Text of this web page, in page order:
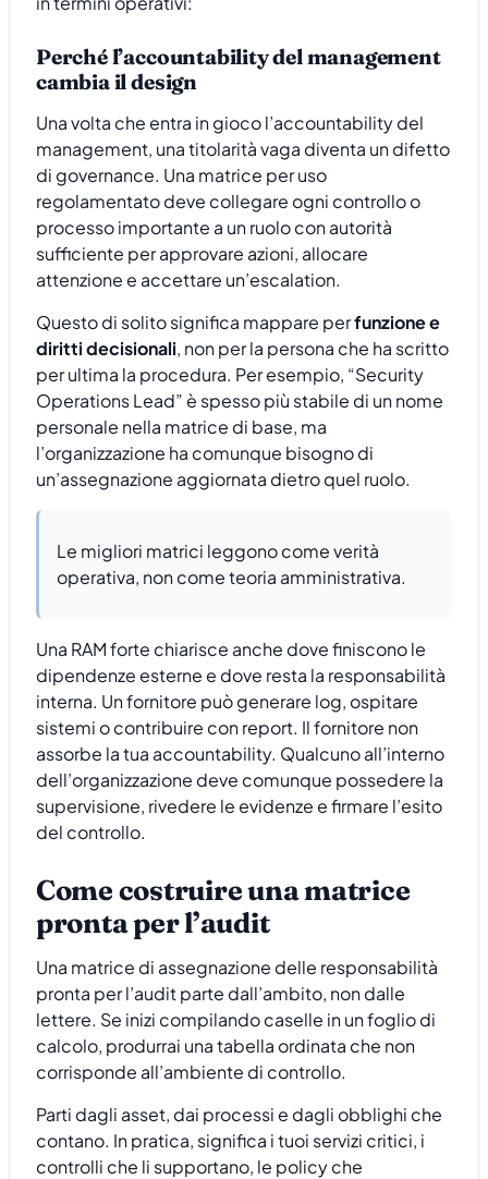
Perché l’accountability del management
cambia il design
Una volta che entra in gioco l’accountability del
management, una titolarità vaga diventa un difetto
di governance. Una matrice per uso
regolamentato deve collegare ogni controllo o
processo importante a un ruolo con autorità
sufficiente per approvare azioni, allocare
attenzione e accettare un’escalation.
Questo di solito significa mappare perfunzione e
diritti decisionali, non per la persona che ha scritto
per ultima la procedura. Per esempio, “Security
Operations Lead” è spesso più stabile di un nome
personale nella matrice di base, ma
l’organizzazione ha comunque bisogno di
un’assegnazione aggiornata dietro quel ruolo.
Le migliori matrici leggono come verità
operativa, non come teoria amministrativa.
Una RAM forte chiarisce anche dove finiscono le
dipendenze esterne e dove resta la responsabilità
interna. Un fornitore può generare log, ospitare
sistemi o contribuire con report. Il fornitore non
assorbe la tua accountability. Qualcuno all’interno
dell’organizzazione deve comunque possedere la
supervisione, rivedere le evidenze e firmare l’esito
del controllo.
Come costruire una matrice
pronta per l’audit
Una matrice di assegnazione delle responsabilità
pronta per l’audit parte dall’ambito, non dalle
lettere. Se inizi compilando caselle in un foglio di
calcolo, produrrai una tabella ordinata che non
corrisponde all’ambiente di controllo.
Parti dagli asset, dai processi e dagli obblighi che
contano. In pratica, significa i tuoi servizi critici, i
controlli che li supportano, le policy che